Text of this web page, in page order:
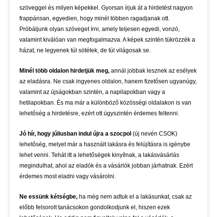
szöveggel és milyen képekkel. Gyorsan írjuk át a hirdetést nagyon
frappánsan, egyedien, hogy minél többen ragadjanak ott.
Próbáljunk olyan szöveget írni, amely teljesen egyedi, vonzó,
valamint kiválóan van megfogalmazva. A képek szintén tükrözzék a
házat, ne legyenek túl sötétek, de túl világosak se.
Minél több oldalon hirdetjük meg, annál jobbak lesznek az esélyek
az eladásra. Ne csak ingyenes oldalon, hanem fizetősen ugyanúgy,
valamint az újságokban szintén, a napilapokban vagy a
hetilapokban. És ma már a különböző közösségi oldalakon is van
lehetőség a hirdetésre, ezért ott úgyszintén érdemes feltenni.
Jó hír, hogy júliusban indul újra a szocpol (új nevén CSOK)
lehetőség, melyet már a használt lakásra és felújításra is igénybe
lehet venni. Tehát itt a lehetőségek kinyílnak, a lakásvásárlás
megindulhat, ahol az eladók és a vásárlók jobban járhatnak. Ezért
érdemes most eladni vagy vásárolni.
Ne essünk kétségbe, ha még nem adtuk el a lakásunkat, csak az
előbb felsorolt tanácsokon gondolkodjunk el, hiszen ezek